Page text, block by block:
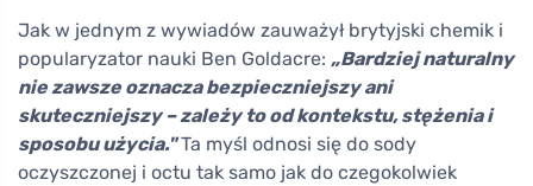
Jak w jednym z wywiadów zauważył brytyjski chemik i
popularyzator nauki Ben Goldacre: „Bardziej naturalny
nie zawsze oznacza bezpieczniejszy ani
skuteczniejszy – zależy to od kontekstu, stężenia i
sposobu użycia."Ta myśl odnosi się do sody
oczyszczonej i octu tak samo jak do czegokolwiek